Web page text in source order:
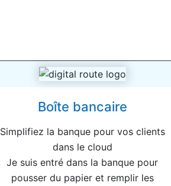
Boîte bancaire
Simplifiez la banque pour vos clients
dans le cloud
Je suis entré dans la banque pour
pousser du papier et remplir les